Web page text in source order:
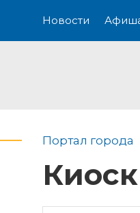
Новости
Портал города